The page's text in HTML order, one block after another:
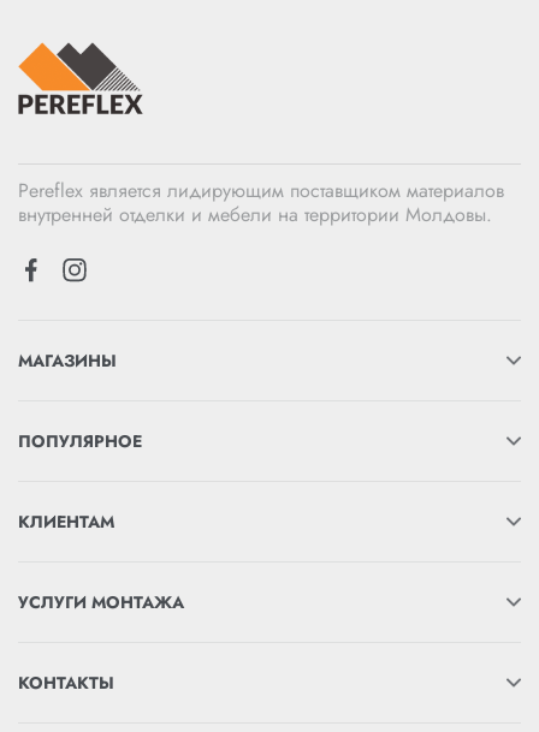
Pereflex является лидирующим поставщиком материалов
внутренней отделки и мебели на территории Молдовы.
МАГАЗИНЫ
ПОПУЛЯРНОЕ
КЛИЕНТАМ
УСЛУГИ МОНТАЖА
КОНТАКТЫ